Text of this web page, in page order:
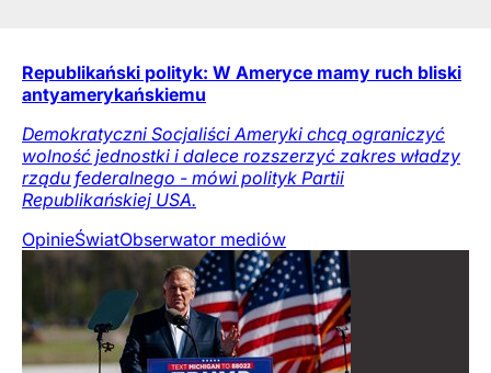
Republikański polityk: W Ameryce mamy ruch bliski
antyamerykańskiemu
Demokratyczni Socjaliści Ameryki chcą ograniczyć
wolność jednostki i dalece rozszerzyć zakres władzy
rządu federalnego - mówi polityk Partii
Republikańskiej USA.
OpinieŚwiatObserwator mediów